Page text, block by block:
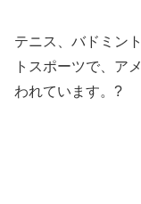
テニス、バドミン
トスポーツで、ア
われています。?